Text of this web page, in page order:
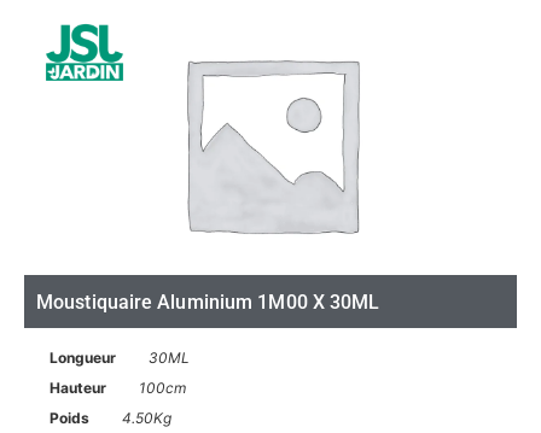
Moustiquaire Aluminium 1M00 X 30ML
Longueur
30ML
Hauteur
100cm
Poids
4.50Kg